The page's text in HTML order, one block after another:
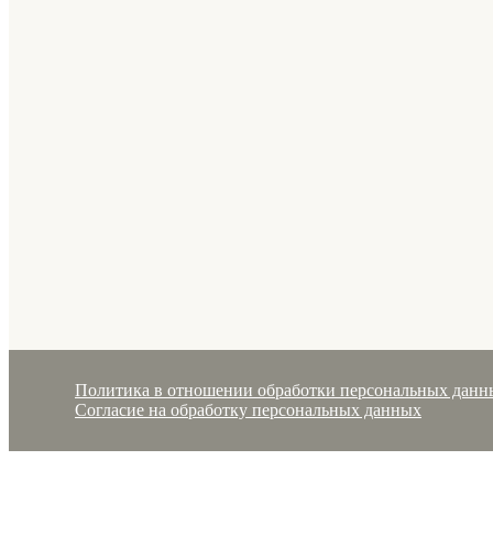
Политика в отношении обработки персональных
Согласие на обработку персональных данных